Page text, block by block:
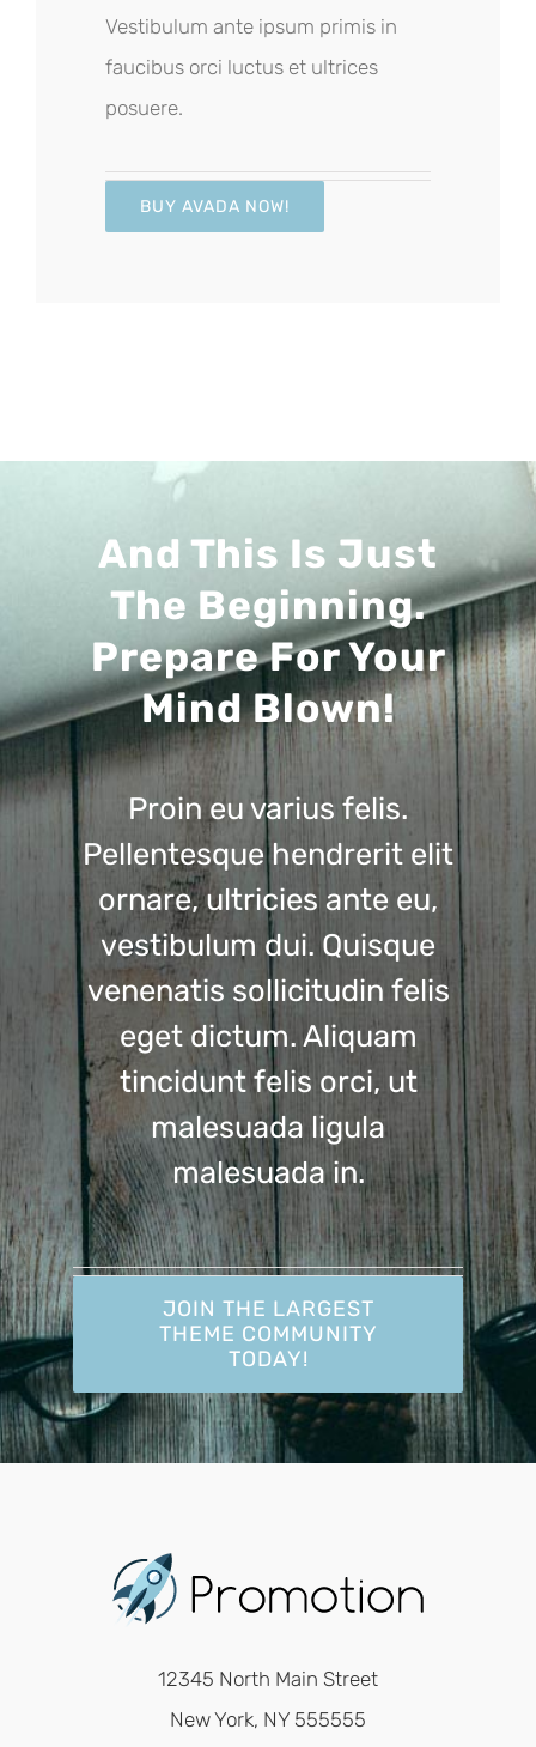
Vestibulum ante ipsum primis in
faucibus orci luctus et ultrices
posuere.
BUY AVADA NOW!
And This Is Just
The Beginning.
Prepare For Your
Mind Blown!
Proin eu varius felis.
Pellentesque hendrerit elit
ornare, ultricies ante eu,
vestibulum dui. Quisque
venenatis sollicitudin felis
eget dictum. Aliquam
tincidunt felis orci, ut
malesuada ligula
malesuada in.
JOIN THE LARGEST
THEME COMMUNITY
TODAY!
12345 North Main Street
New York, NY 555555